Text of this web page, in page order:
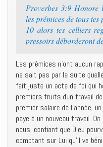
Proverbes 3:9 Honore
les prémices de tous tes
10 alors tes celliers
pressoirs déborderont
Les prémices n’ont aucun
ne sait pas par la suite
fait juste un acte de foi qui
premiers fruits dun travail
premier salaire de l’année,
paye à un nouveau travail.
nous, confiant que Dieu
comptant sur Lui qu’Il va